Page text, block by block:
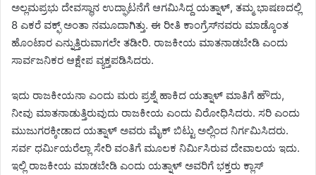
ಅಲ್ಲಮಪ್ರಭು ದೇವಸ್ಥಾನ ಉದ್ಘಾಟನೆಗೆ ಆಗಮಿಸಿದ್ದ ಯತ್ನಾಳ್, ತಮ್ಮ ಭಾಷಣದಲ್ಲಿ
8 ಎಕರೆ ವಕ್ಫ್ ಅಂತಾ ನಮೂದಾಗಿತ್ತು. ಈ ರೀತಿ ಕಾಂಗ್ರೆಸ್‌ನವರು ಮಾಡ್ಕೊಂತ
ಹೊಂಟಾರ ಎನ್ನುತ್ತಿರುವಾಗಲೇ ತಡೀರಿ. ರಾಜಕೀಯ ಮಾತನಾಡಬೇಡಿ ಎಂದು
ಸಾರ್ವಜನಿಕರ ಆಕ್ಷೇಪ ವ್ಯಕ್ತಪಡಿಸಿದರು.
ಇದು ರಾಜಕೀಯನಾ ಎಂದು ಮರು ಪ್ರಶ್ನೆ ಹಾಕಿದ ಯತ್ನಾಳ್ ಮಾತಿಗೆ ಹೌದು,
ನೀವು ಮಾತನಾಡುತ್ತಿರುವುದು ರಾಜಕೀಯ ಎಂದು ವಿರೋಧಿಸಿದರು. ಸರಿ ಎಂದು
ಮುಜುಗರಕ್ಕೀಡಾದ ಯತ್ನಾಳ್ ಅವರು ಮೈಕ್ ಬಿಟ್ಟು ಅಲ್ಲಿಂದ ನಿರ್ಗಮಿಸಿದರು.
ಸರ್ವ ಧರ್ಮಿಯರೆಲ್ಲಾ ಸೇರಿ ವಂತಿಗೆ ಮೂಲಕ ನಿರ್ಮಿಸಿರುವ ದೇವಾಲಯ ಇದು.
ಇಲ್ಲಿ ರಾಜಕೀಯ ಮಾಡಬೇಡಿ ಎಂದು ಯತ್ನಾಳ್ ಅವರಿಗೆ ಭಕ್ತರು ಕ್ಲಾಸ್